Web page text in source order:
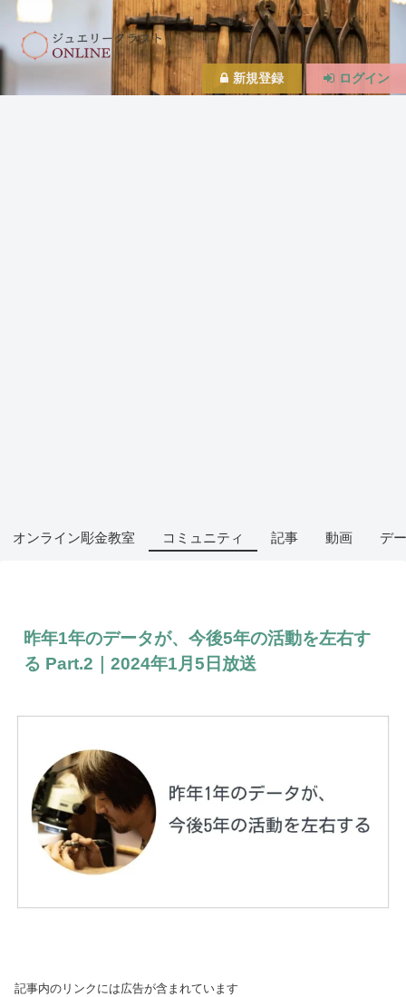
オンライン彫金教室 コミュニティ 記事 動画 デ
昨年1年のデータが、今後5年の活動を左右す
る Part.2｜2024年1月5日放送
記事内のリンクには広告が含まれています
新規登録 ログイン